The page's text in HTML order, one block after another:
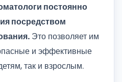
постоянно
посредством
Это позволяет им
и эффективные
так и взрослым.